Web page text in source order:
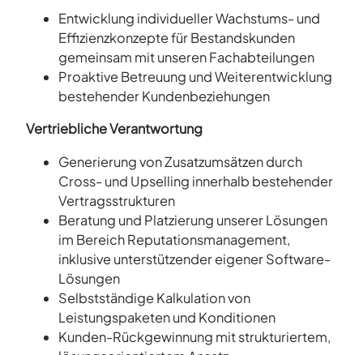
Entwicklung individueller Wachstums- und
Effizienzkonzepte für Bestandskunden
gemeinsam mit unseren Fachabteilungen
Proaktive Betreuung und Weiterentwicklung
bestehender Kundenbeziehungen
Vertriebliche Verantwortung
Generierung von Zusatzumsätzen durch
Cross- und Upselling innerhalb bestehender
Vertragsstrukturen
Beratung und Platzierung unserer Lösungen
im Bereich Reputationsmanagement,
inklusive unterstützender eigener Software-
Lösungen
Selbstständige Kalkulation von
Leistungspaketen und Konditionen
Kunden-Rückgewinnung mit strukturiertem,